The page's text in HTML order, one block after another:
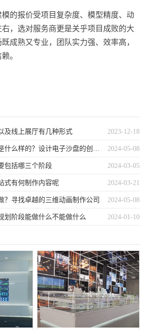
的报价受项目复杂度、模型精度、动
，选对服务商更是关乎项目成败的大
成熟又专业，团队实力强、效率高，
。
2023-12-18
及线上展厅有几种形式
2024-05-08
电子沙盘的设计思路是什么样的？设计电子沙盘的创意理念是怎样的？
2024-03-05
包括哪三个阶段
2024-03-21
式有何制作内容呢
2024-05-08
？寻找卓越的三维动画制作公司
2024-01-10
划阶段能做什么不能做什么